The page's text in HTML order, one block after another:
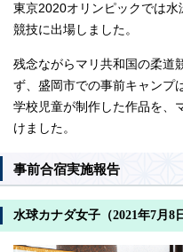
東京2020オリンピックでは
競技に出場しました。
残念ながらマリ共和国の柔道
ず、盛岡市での事前キャンプ
学校児童が制作した作品を、
けました。
事前合宿実施報告
水球カナダ女子（2021年7月8